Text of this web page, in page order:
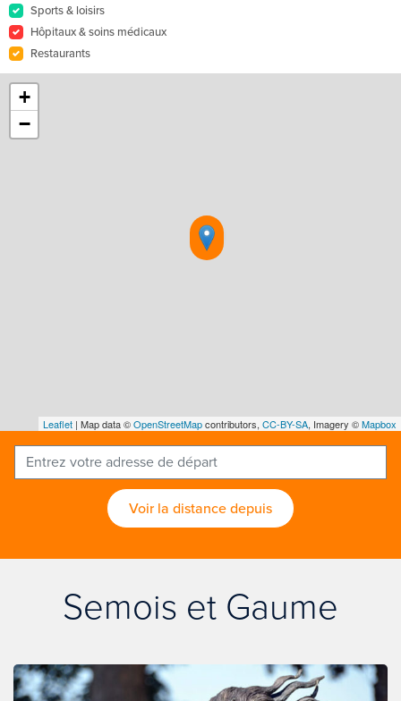
Sports & loisirs
Hôpitaux & soins médicaux
Restaurants
+
−
Leaflet | Map data ©OpenStreetMapcontributors, CC-BY-SA, Imagery ©Mapbox
Voir la distance depuis
Semois et Gaume